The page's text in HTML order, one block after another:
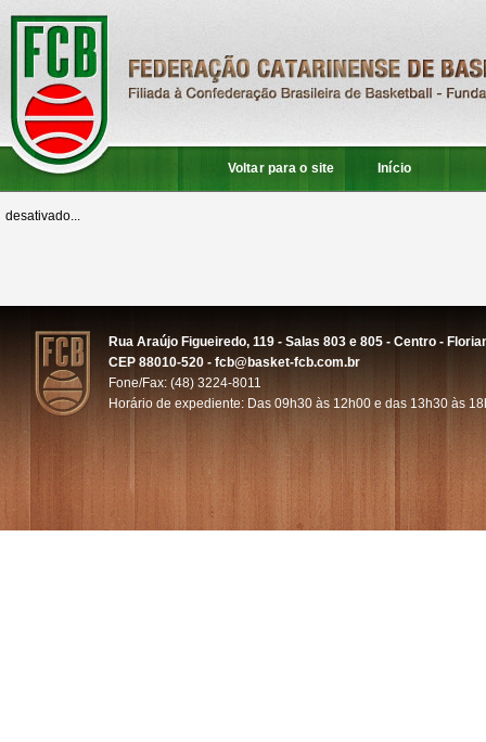
Voltar para o site Início
desativado...
Rua Araújo Figueiredo, 119 - Salas 803 e 805 - Centro -
CEP 88010-520 - fcb@basket-fcb.com.br
Fone/Fax: (48) 3224-8011
Horário de expediente: Das 09h30 às 12h00 e das 13h30 às